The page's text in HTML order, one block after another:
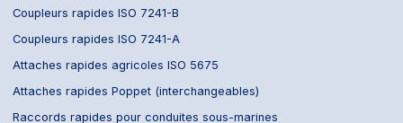
Coupleurs rapides ISO 7241-B
Coupleurs rapides ISO 7241-A
Attaches rapides agricoles ISO 5675
Attaches rapides Poppet (interchangeables)
Raccords rapides pour conduites sous-marines